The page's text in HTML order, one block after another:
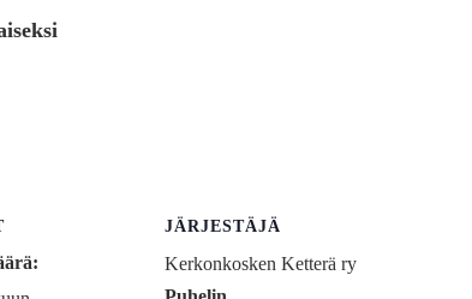
JÄRJESTÄJÄ
Kerkonkosken Ketterä ry